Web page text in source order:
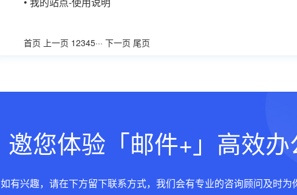
首页 上一页 12345··· 下一页 尾页
邀您体验「邮件+」高效办
如有兴趣，请在下方留下联系方式，我们会有专业的咨询顾问及时为